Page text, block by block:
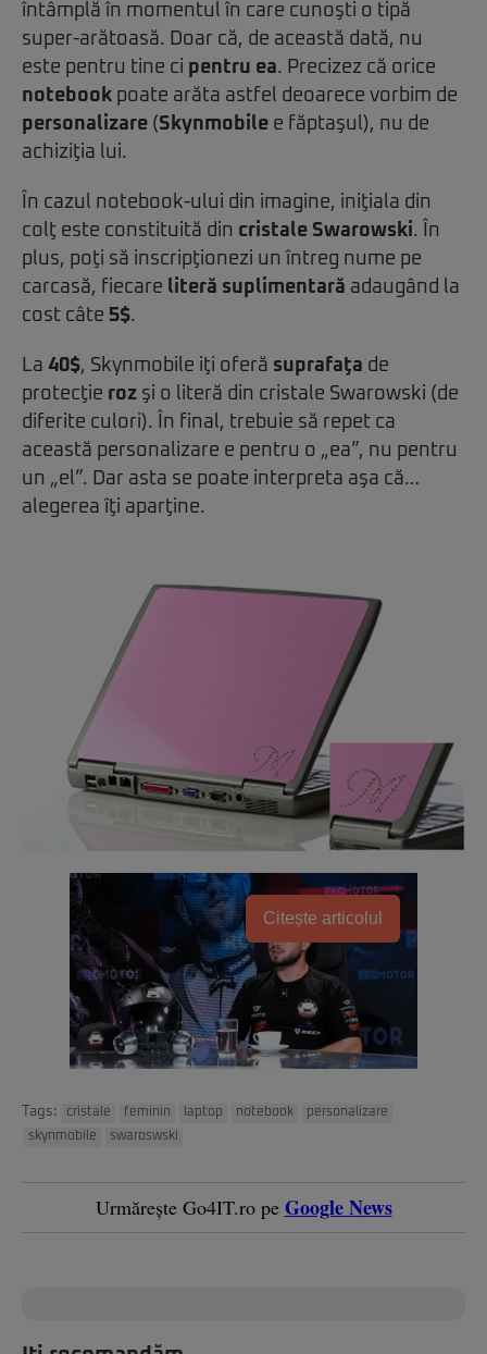
întâmplă în momentul în care cunoşti o tipă
super-arătoasă. Doar că, de această dată, nu
este pentru tine ci pentru ea. Precizez că orice
notebook poate arăta astfel deoarece vorbim de
personalizare (Skynmobile e făptaşul), nu de
achiziţia lui.
În cazul notebook-ului din imagine, iniţiala din
colţ este constituită din cristale Swarowski. În
plus, poţi să inscripţionezi un întreg nume pe
carcasă, fiecare literă suplimentară adaugând la
cost câte 5$.
La 40$, Skynmobile iţi oferă suprafaţa de
protecţie roz şi o literă din cristale Swarowski (de
diferite culori). În final, trebuie să repet ca
această personalizare e pentru o „ea”, nu pentru
un „el”. Dar asta se poate interpreta aşa că…
alegerea îţi aparţine.
Citește articolul
Tags: cristale feminin laptop notebook
personalizare
skynmobile
swaroswski
Urmărește Go4IT.ro pe Google News